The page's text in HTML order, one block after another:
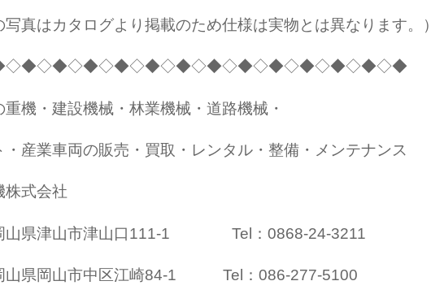
真はカタログより掲載のため仕様は実物とは異なります。）
機・建設機械・林業機械・道路機械・
・産業車両の販売・買取・レンタル・整備・メンテナンス
株式会社
津山市津山口111-1 Tel：0868-24-3211
県岡山市中区江崎84-1 Tel：086-277-5100